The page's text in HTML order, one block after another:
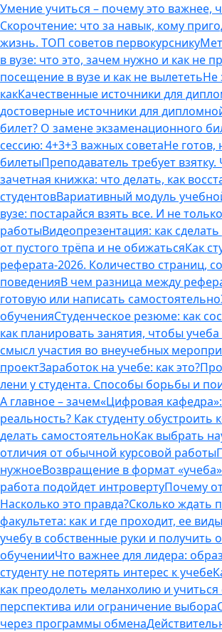
Умение учиться – почему это важнее,
Скорочтение: что за навык, кому
жизнь. ТОП советов первокурснику
в вузе: что это, зачем нужно и как не
посещение в вузе и как не вылететьНе
какКачественные источники для
достоверные источники для
билет? О замене экзаменационного
сессию: 4+3+3 важных советаНе готов,
билетыПреподаватель требует
зачетная книжка: что делать, как
студентовВариативный модуль
вузе: постарайся взять все. И не
работыВидеопрезентация: как
от пустого трёпа и не обижатьсяКак
реферата-2026. Количество страниц,
поведенияВ чем разница между
готовую или написать самостоятельно
обученияСтуденческое резюме: как
как планировать занятия, чтобы
смысл участия во внеучебных
проектЗаработок на учебе: как это?
лени у студента. Способы борьбы и
А главное – зачем«Цифровая
реальность? Как студенту обустроить
делать самостоятельноКак выбрать
отличия от обычной курсовой работы
нужноеВозвращение в формат
работа подойдет интровертуПочему
Насколько это правда?Сколько ждать
факультета: как и где проходит, ее виды
учебу в собственные руки и получить
обученииЧто важнее для лидера:
студенту не потерять интерес к учебе
как преодолеть меланхолию и учиться
перспектива или ограничение выбора
через программы обмена